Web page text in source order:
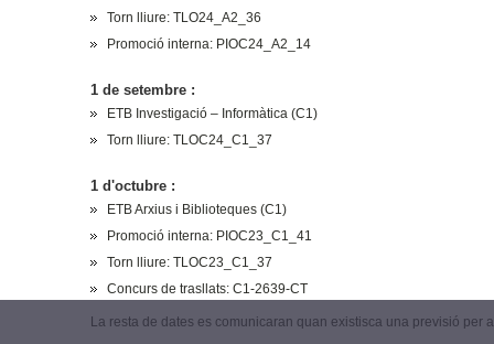
Torn lliure: TLO24_A2_36
Promoció interna: PIOC24_A2_14
1 de setembre :
ETB Investigació – Informàtica (C1)
Torn lliure: TLOC24_C1_37
1 d'octubre :
ETB Arxius i Biblioteques (C1)
Promoció interna: PIOC23_C1_41
Torn lliure: TLOC23_C1_37
Concurs de trasllats: C1-2639-CT
La resta de dates es comunicaran quan existisca una previsió per a